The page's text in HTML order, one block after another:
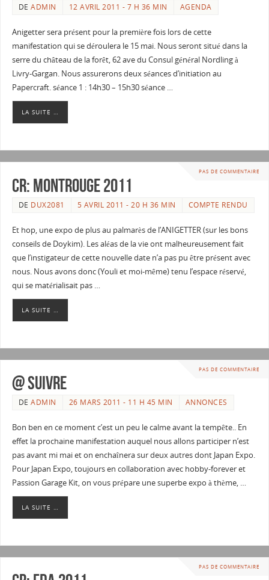
DEADMIN 12 AVRIL 2011 - 7 H 36 MIN AGENDA
Anigetter sera présent pour la première fois lors de cette
manifestation qui se déroulera le 15 mai. Nous seront situé dans la
serre du château de la forêt, 62 ave du Consul général Nordling à
Livry-Gargan. Nous assurerons deux séances d’initiation au
Papercraft. séance 1 : 14h30 – 15h30 séance …
LA SUITE …
PAS DE COMMENTAIRE
CR: Montrouge 2011
DE DUX2081 5 AVRIL 2011 - 20 H 36 MIN COMPTE RENDU
Et hop, une expo de plus au palmarès de l’ANIGETTER (sur les bons
conseils de Doykim). Les aléas de la vie ont malheureusement fait
que l’instigateur de cette nouvelle date n’a pas pu être présent avec
nous. Nous avons donc (Youli et moi-même) tenu l’espace réservé,
qui se matérialisait pas …
LA SUITE …
PAS DE COMMENTAIRE
@ suivre
DEADMIN 26 MARS 2011 - 11 H 45 MIN ANNONCES
Bon ben en ce moment c’est un peu le calme avant la tempête.. En
effet la prochaine manifestation auquel nous allons participer n’est
pas avant mi mai et on enchaînera sur deux autres dont Japan Expo.
Pour Japan Expo, toujours en collaboration avec hobby-forever et
Passion Garage Kit, on vous prépare une superbe expo à thème, …
LA SUITE …
PAS DE COMMENTAIRE